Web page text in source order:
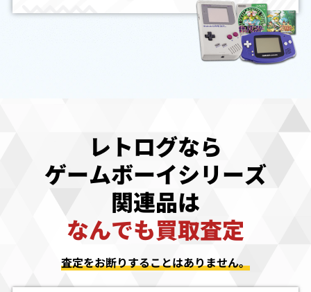
レトログなら
ゲームボーイシリーズ
関連品は
なんでも買取査定
査定をお断りすることはありません。